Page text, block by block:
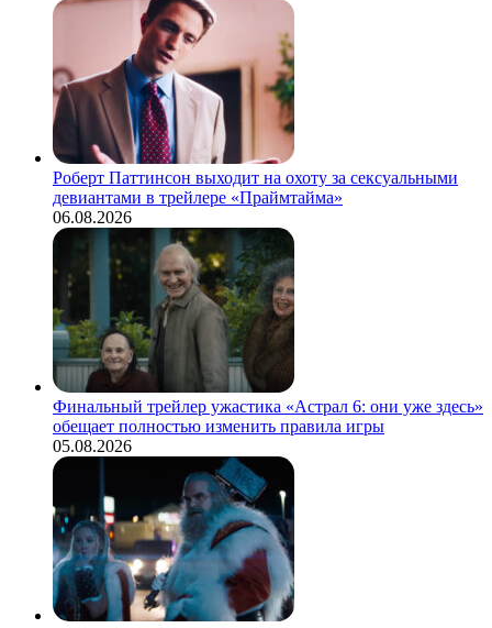
Роберт Паттинсон выходит на охоту за сексуальными
девиантами в трейлере «Праймтайма»
06.08.2026
Финальный трейлер ужастика «Астрал 6: они уже здесь»
обещает полностью изменить правила игры
05.08.2026